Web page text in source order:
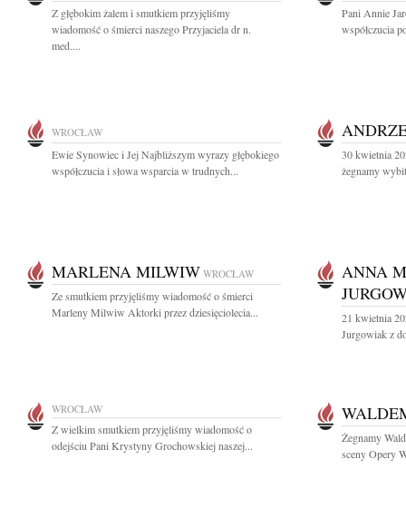
Z głębokim żalem i smutkiem przyjęliśmy
wiadomość o śmierci naszego Przyjaciela dr n.
med....
Pani Annie
współczucia
WROCŁAW
Ewie Synowiec i Jej Najbliższym wyrazy głębokiego
współczucia i słowa wsparcia w trudnych...
30 kwietnia
żegnamy
MARLENA MILWIW WROCŁAW
Ze smutkiem przyjęliśmy wiadomość o śmierci
Marleny Milwiw Aktorki przez dziesięciolecia...
ANNA
21 kwietnia
Jurgowiak z
WROCŁAW
Z wielkim smutkiem przyjęliśmy wiadomość o
odejściu Pani Krystyny Grochowskiej naszej...
Żegnamy
sceny Opery